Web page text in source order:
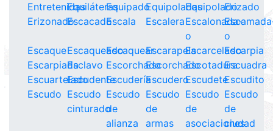
EntretenidasEquiláterasEquipadoEquipoladasEquipoladoErizado
ErizonadoEscacadoEscala EscaleraEscalonada-
o
o
EscaqueEscaqueadoEscaquearEscarapelaEscarceladoEscarpia
EscarpiadaEsclavo EscorchadoEscorchadoEscotaduraEscuadra
EscuarteladoEscudenteEscuderíaEscuderoEscudeteEscudito
Escudo Escudo
cinturado
Escudo
de
alianza
Escudo
de
armas
Escudo
de
asociaciones
Escudo
de
ciudad